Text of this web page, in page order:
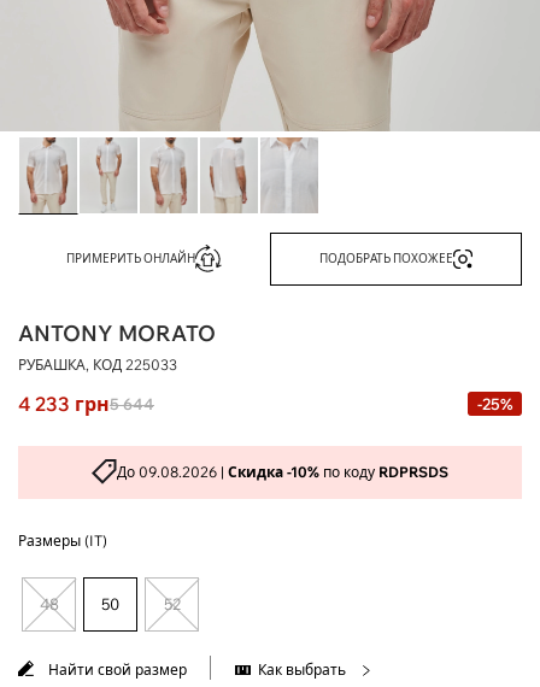
ПРИМЕРИТЬ ОНЛАЙН ПОДОБРАТЬ ПОХОЖЕЕ
ANTONY MORATO
РУБАШКА, КОД 225033
4 233 грн5 644 -25%
До 09.08.2026 | Скидка -10% по коду RDPRSDS
Размеры (IT)
48 50 52
Найти свой размер Как выбрать